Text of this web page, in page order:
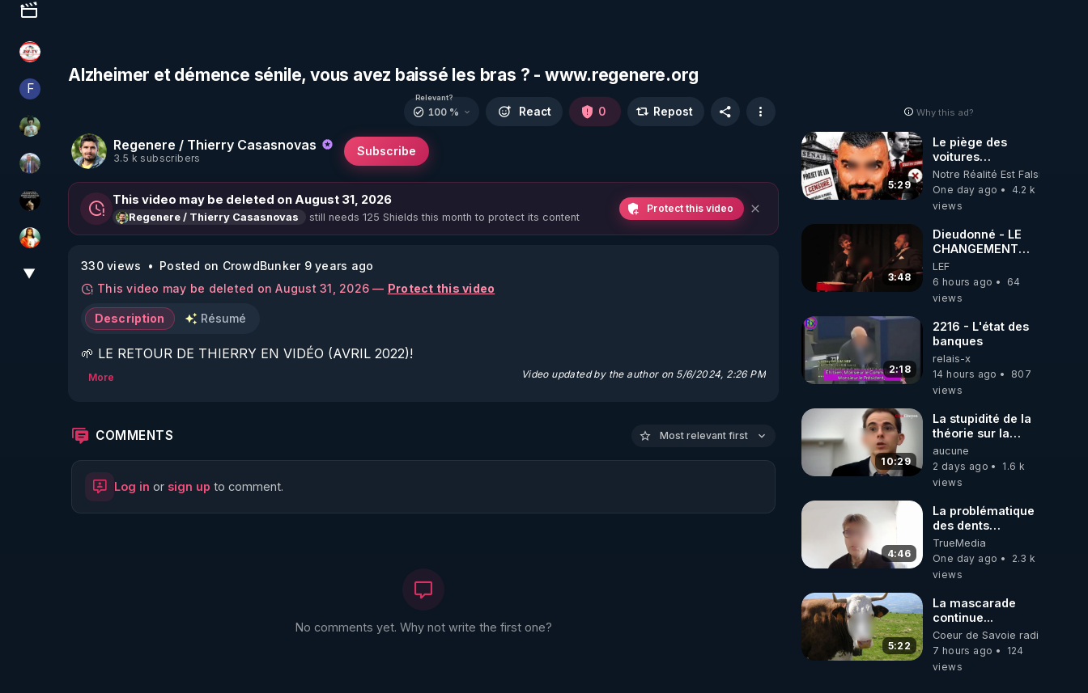
Culture, media & entertainment
JSF - TV
FFinalscape
Sonmi-877
Nicolas BOUVIER
Infos et vérité
L'autre son de cloche
▼
Alzheimer et démence sénile, vous avez baissé les bras ? - www.regenere.org
Regenere / Thierry Casasnovas
3.5 k subscribers
Subscribe
Relevant?
100 % React 0 Repost
This video may be deleted on August 31, 2026
Regenere / Thierry Casasnovas still needs 125 Shields this month to protect its content
Protect this video
330 views
Posted on CrowdBunker 9 years ago
This video may be deleted on August 31, 2026 — Protect this video
Description Résumé
🌱 LE RETOUR DE THIERRY EN VIDÉO (AVRIL 2022)!
🌱 LE MAGAZINE RÉGÉNÈRE
http://rgnr.li/ymag
More Video updated by the author on 5/6/2024, 2:26 PM
COMMENTS Most relevant first
Log in or sign up to comment.
No comments yet. Why not write the first one?
Why this ad?
5:29
Le piège des
voitures
électriques se
referme sur les
usagers !
Notre Réalité Est Falsifiée Et
One day ago
4.2 k
views
3:48
Dieudonné - LE
CHANGEMENT
C'EST
MAINTENANT
LEF
6 hours ago
64
views
2:18
2216 - L'état des
banques
relais-x
14 hours ago
807
views
10:29
La stupidité de la
théorie sur la
responsabilité de
l’homme
concernant le
carbone.
aucune
2 days ago
1.6 k
views
4:46
La problématique
des dents
dévitalisées et
des implants
TrueMedia
One day ago
2.3 k
views
5:22
La mascarade
continue...
Coeur de Savoie radioweb TV
7 hours ago
124
views